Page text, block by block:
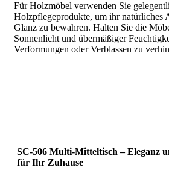
Für Holzmöbel verwenden Sie
Holzpflegeprodukte, um ihr natürliches
Glanz zu bewahren. Halten Sie die
Sonnenlicht und übermäßiger
Verformungen oder Verblassen zu
SC-506 Multi-Mitteltisch – Eleganz
für Ihr Zuhause